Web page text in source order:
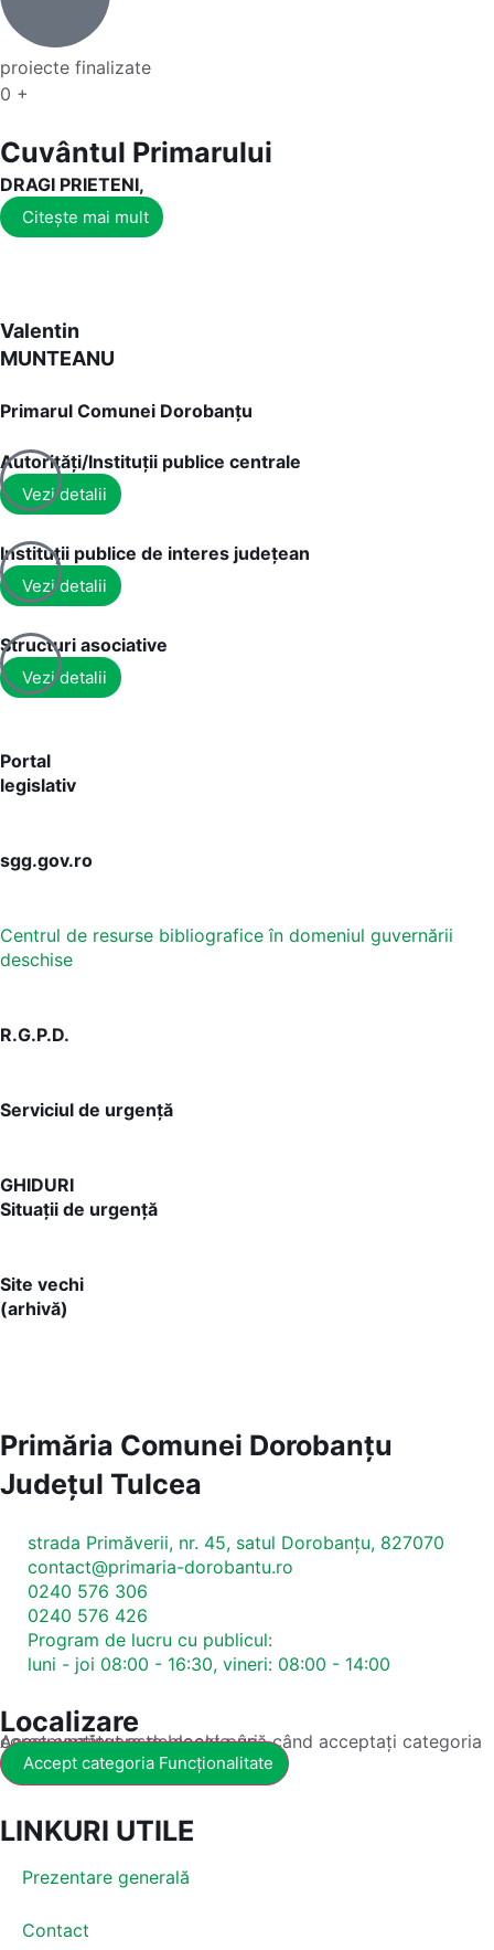
proiecte finalizate
0 +
Cuvântul Primarului
DRAGI PRIETENI,
Citește mai mult
Valentin
MUNTEANU
Primarul Comunei Dorobanțu
Autorități/Instituții publice centrale
Vezi detalii
Instituții publice de interes județean
Vezi detalii
Structuri asociative
Vezi detalii
Portal
legislativ
sgg.gov.ro
Centrul de resurse bibliografice în domeniul guvernării
deschise
R.G.P.D.
Serviciul de urgență
GHIDURI
Situații de urgență
Site vechi
(arhivă)
Primăria Comunei Dorobanțu
Județul Tulcea
strada Primăverii, nr. 45, satul Dorobanțu, 827070
contact@primaria-dorobantu.ro
0240 576 306
0240 576 426
Program de lucru cu publicul:
luni - joi 08:00 - 16:30, vineri: 08:00 - 14:00
Localizare
Acest conținut este blocat până când acceptați categoria corespunzătoare de cookie-uri.
Accept categoria Funcționalitate
LINKURI UTILE
Prezentare generală
Contact